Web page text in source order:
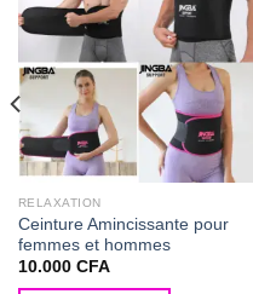
RELAXATION
Ceinture Amincissante pour
femmes et hommes
10.000 CFA